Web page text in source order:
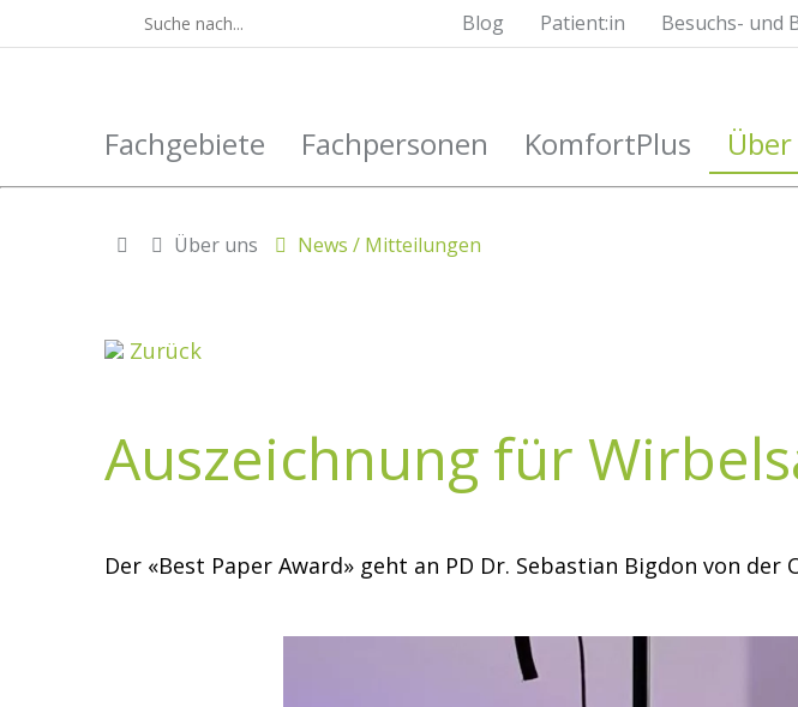
Besuchs- und
Patient:in
Blog
Fachgebiete Fachpersonen KomfortPlus
Über uns News / Mitteilungen
Zurück
Auszeichnung für
Der «Best Paper Award» geht an PD Dr. Sebastian Bigdon von